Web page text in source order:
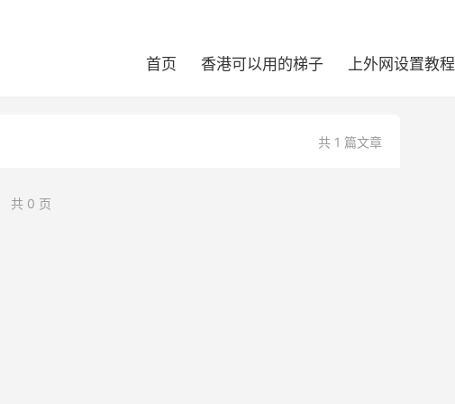
首页 香港可以用的梯子 上外网设置教程
共 1 篇文章
共 0 页